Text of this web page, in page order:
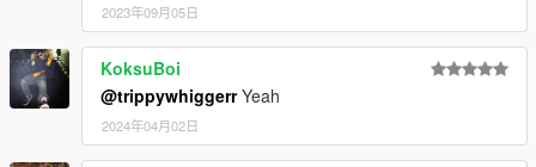
2023年09月05日
KoksuBoi
@trippywhiggerrYeah
2024年04月02日